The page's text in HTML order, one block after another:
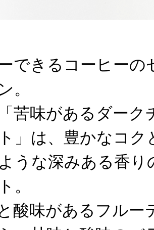
できるコーヒーの
。
苦味があるダーク
」は、豊かなコ
うな深みある香り
。
と酸味があるフル